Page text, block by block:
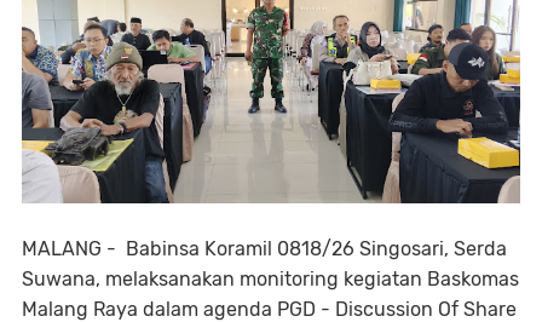
MALANG - Babinsa Koramil 0818/26 Singosari, Serda
Suwana, melaksanakan monitoring kegiatan Baskomas
Malang Raya dalam agenda PGD - Discussion Of Share